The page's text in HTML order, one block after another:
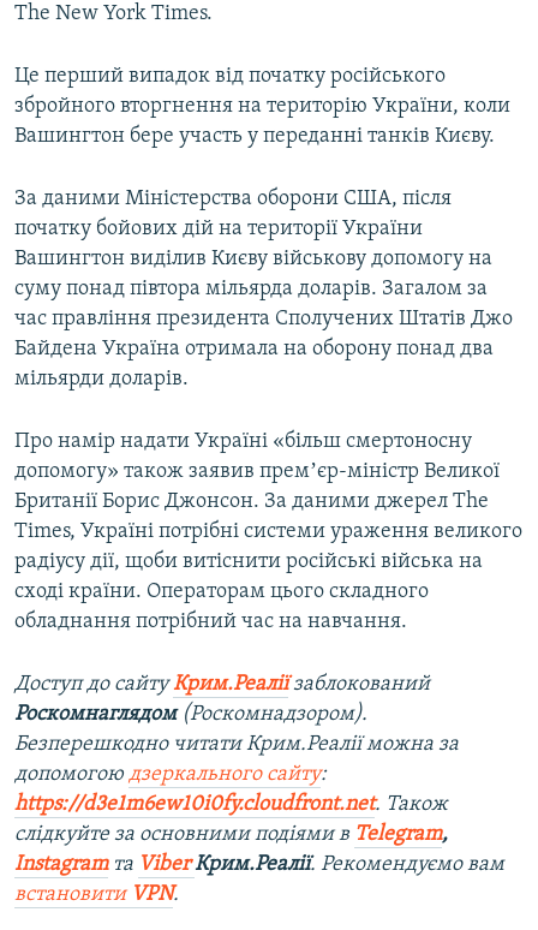
The New York Times.
Це перший випадок від початку російського
збройного вторгнення на територію України, коли
Вашингтон бере участь у переданні танків Києву.
За даними Міністерства оборони США, після
початку бойових дій на території України
Вашингтон виділив Києву військову допомогу на
суму понад півтора мільярда доларів. Загалом за
час правління президента Сполучених Штатів Джо
Байдена Україна отримала на оборону понад два
мільярди доларів.
Про намір надати Україні «більш смертоносну
допомогу» також заявив премʼєр-міністр Великої
Британії Борис Джонсон. За даними джерел The
Times, Україні потрібні системи ураження великого
радіусу дії, щоби витіснити російські війська на
сході країни. Операторам цього складного
обладнання потрібний час на навчання.
Доступ до сайтуКрим.Реаліїзаблокований
Роскомнаглядом (Роскомнадзором).
Безперешкодно читати Крим.Реалії можна за
допомогою дзеркального сайту:
https://d3e1m6ew10i0fy.cloudfront.net. Також
слідкуйте за основними подіями в Telegram,
Instagramта ViberКрим.Реалії. Рекомендуємо вам
встановити VPN.